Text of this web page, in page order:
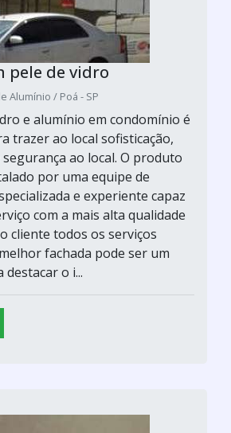
pele de vidro
Alumínio / Poá - SP
e alumínio em condomínio é
trazer ao local sofisticação,
ao local. O produto
por uma equipe de
e experiente capaz
com a mais alta qualidade
cliente todos os serviços
fachada pode ser um
o i...